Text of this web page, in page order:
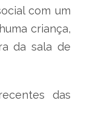
com um
criança,
da sala de
das